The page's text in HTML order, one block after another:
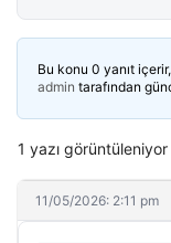
Bu konu 0 yanıt
admin tarafından
1 yazı
11/05/2026: 2:11 pm